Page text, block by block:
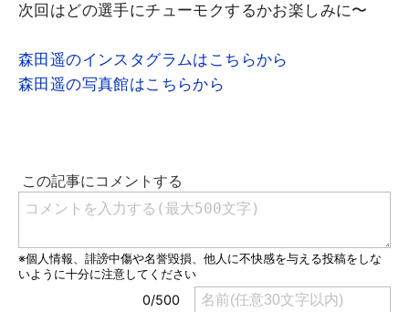
次回はどの選手にチューモクするかお楽しみに〜
森田遥のインスタグラムはこちらから
森田遥の写真館はこちらから